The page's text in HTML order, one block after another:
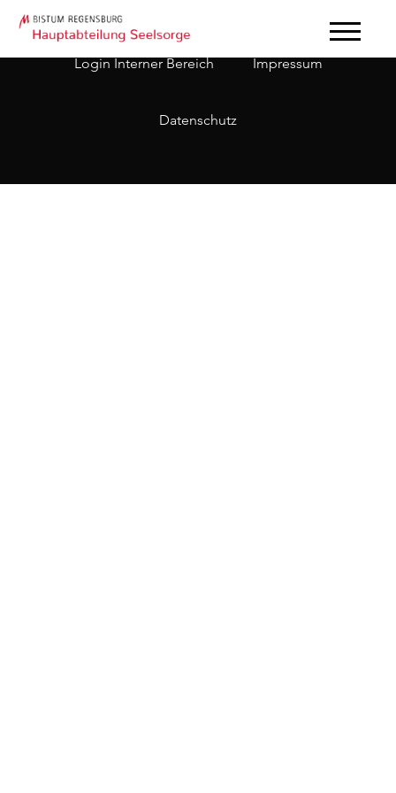
Login Interner Bereich Impressum
Datenschutz